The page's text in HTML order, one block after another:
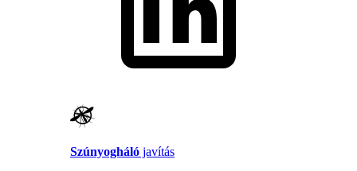
Szúnyogháló javítás